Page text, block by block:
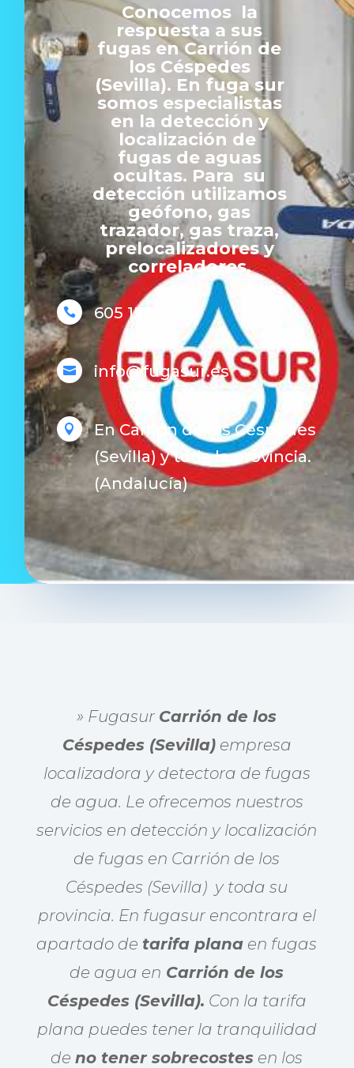
Conocemos la
respuesta a sus
fugas en Carrión de
los Céspedes
(Sevilla). En fuga sur
somos especialistas
en la detección y
localización de
fugas de aguas
ocultas. Para su
detección utilizamos
geófono, gas
trazador, gas traza,
prelocalizadores y
correladores.
 605 150 150
 info@fugasur.es

En Carrión de los Céspedes
(Sevilla) y toda la provincia.
(Andalucía)
» Fugasur Carrión de los
Céspedes (Sevilla)empresa
localizadora y detectora de fugas
de agua. Le ofrecemos nuestros
servicios en detección y localización
de fugas en Carrión de los
Céspedes (Sevilla) y toda su
provincia. En fugasur encontrara el
apartado de tarifa plana en fugas
de agua en Carrión de los
Céspedes (Sevilla). Con la tarifa
plana puedes tener la tranquilidad
deno tener sobrecostes en los